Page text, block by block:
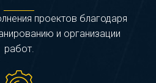
проектов благодаря
и организации
работ.